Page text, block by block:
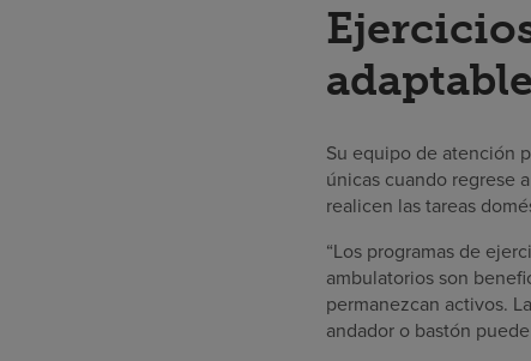
Su equipo de atención
únicas cuando regrese
realicen las tareas
“Los programas de
ambulatorios son
permanezcan activos.
andador o bastón